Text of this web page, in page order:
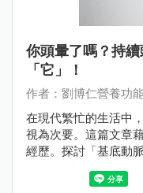
你頭暈了嗎？持
「它」！
作者：劉博仁營養功
在現代繁忙的生活中
視為次要。這篇文章
經歷。探討「基底動
養調理方案。透過她
嚴重影響，忙於奔波